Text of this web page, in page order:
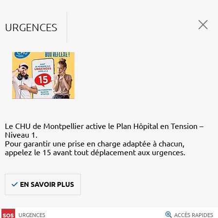
URGENCES
Le CHU de Montpellier active le Plan Hôpital en Tension –
Niveau 1.
Pour garantir une prise en charge adaptée à chacun,
appelez le 15 avant tout déplacement aux urgences.
EN SAVOIR PLUS
URGENCES ACCÈS RAPIDES